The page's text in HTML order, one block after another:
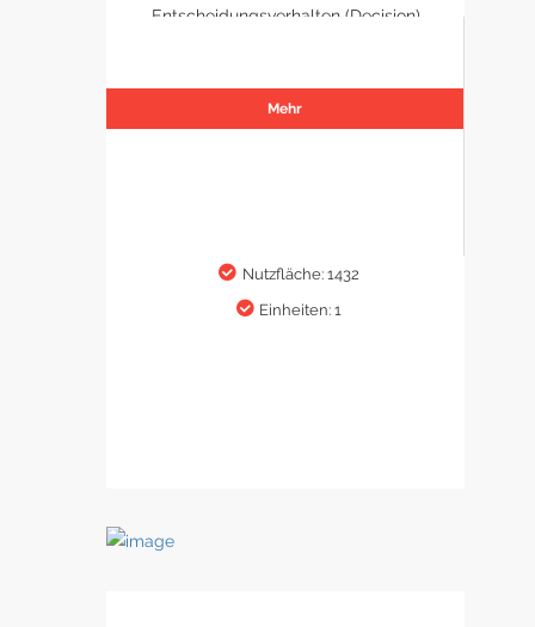
Entscheidungsverhalten (Decision)
Mehr
Nutzfläche: 1432
Einheiten: 1